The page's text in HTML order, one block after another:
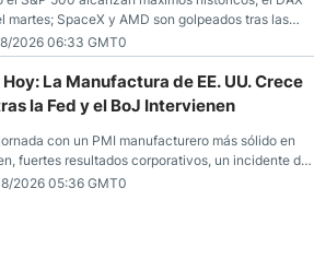
martes; SpaceX y AMD son golpeados tras las
crudo cae por debajo de los $80 con nuevas
continúa intentando estabilizarse frente al
a medida que las tasas caen en EE. UU.
2026 06:33 GMT0
Hoy: La Manufactura de EE. UU. Crece
la Fed y el BoJ Intervienen
con un PMI manufacturero más sólido en
fuertes resultados corporativos, un incidente de
señales desde el mercado del petróleo.
2026 05:36 GMT0